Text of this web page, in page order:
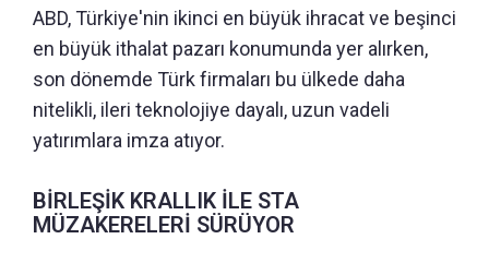
ABD, Türkiye'nin ikinci en büyük ihracat ve beşinci
en büyük ithalat pazarı konumunda yer alırken,
son dönemde Türk firmaları bu ülkede daha
nitelikli, ileri teknolojiye dayalı, uzun vadeli
yatırımlara imza atıyor.
BİRLEŞİK KRALLIK İLE STA
MÜZAKERELERİ SÜRÜYOR